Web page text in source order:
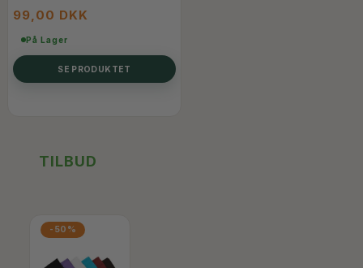
99,00 DKK
På Lager
SE PRODUKTET
TILBUD
-50%